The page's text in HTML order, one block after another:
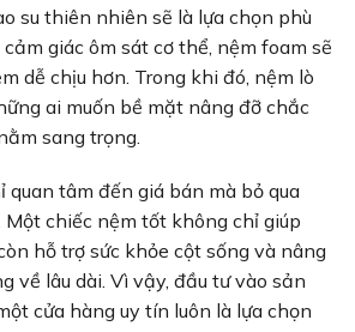
su thiên nhiên sẽ là lựa chọn phù
giác ôm sát cơ thể, nệm foam sẽ
dễ chịu hơn. Trong khi đó, nệm lò
ai muốn bề mặt nâng đỡ chắc
sang trọng.
quan tâm đến giá bán mà bỏ qua
chiếc nệm tốt không chỉ giúp
hỗ trợ sức khỏe cột sống và nâng
về lâu dài. Vì vậy, đầu tư vào sản
cửa hàng uy tín luôn là lựa chọn